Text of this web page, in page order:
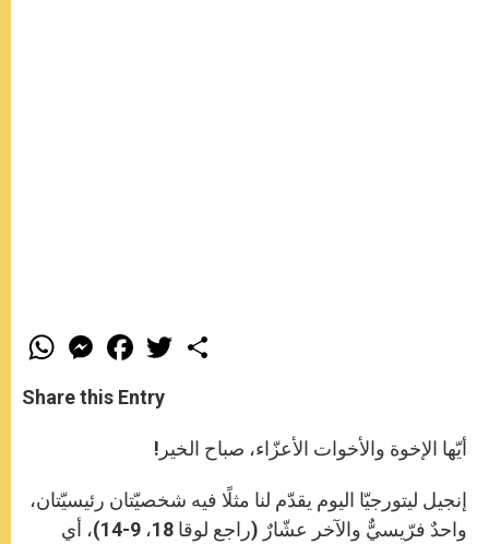
W
h
t
s
M
e
s
e
F
a
e
b
w
r
Share this Entry
أيّها الإخوة والأخوات الأعزّاء، صباح الخير!
إنجيل ليتورجيّا اليوم يقدّم لنا مثلًا فيه شخصيّتان رئيسيّتان،
واحدٌ فرّيسيٌّ والآخر عشّارٌ (راجع لوقا 18، 9-14)، أي